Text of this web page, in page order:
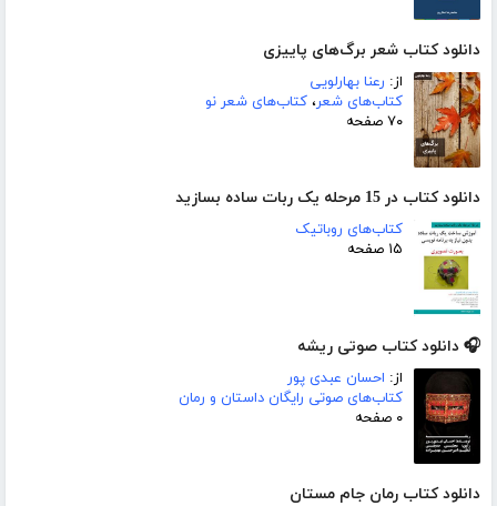
دانلود کتاب شعر برگ‌های پاییزی
از: رعنا بهارلویی
کتاب‌های شعر، کتاب‌های شعر نو
۷۰ صفحه
دانلود کتاب در 15 مرحله یک ربات ساده بسازید
کتاب‌های روباتیک
۱۵ صفحه
🎧 دانلود کتاب صوتی ریشه
از: احسان عبدی پور
کتاب‌های صوتی رایگان داستان و رمان
۰ صفحه
دانلود کتاب رمان جام مستان